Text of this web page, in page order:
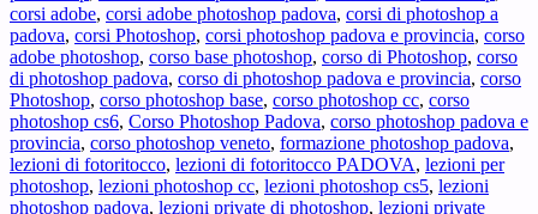
corso
base
?
corsi adobe, corsi adobe photoshop padova, corsi di photoshop a
padova, corsi Photoshop, corsi photoshop padova e provincia, corso
adobe photoshop, corso base photoshop, corso di Photoshop, corso
di photoshop padova, corso di photoshop padova e provincia, corso
Photoshop, corso photoshop base, corso photoshop cc, corso
photoshop cs6, Corso Photoshop Padova, corso photoshop padova e
provincia, corso photoshop veneto, formazione photoshop padova,
lezioni di fotoritocco, lezioni di fotoritocco PADOVA, lezioni per
photoshop, lezioni photoshop cc, lezioni photoshop cs5, lezioni
photoshop padova, lezioni private di photoshop, lezioni private